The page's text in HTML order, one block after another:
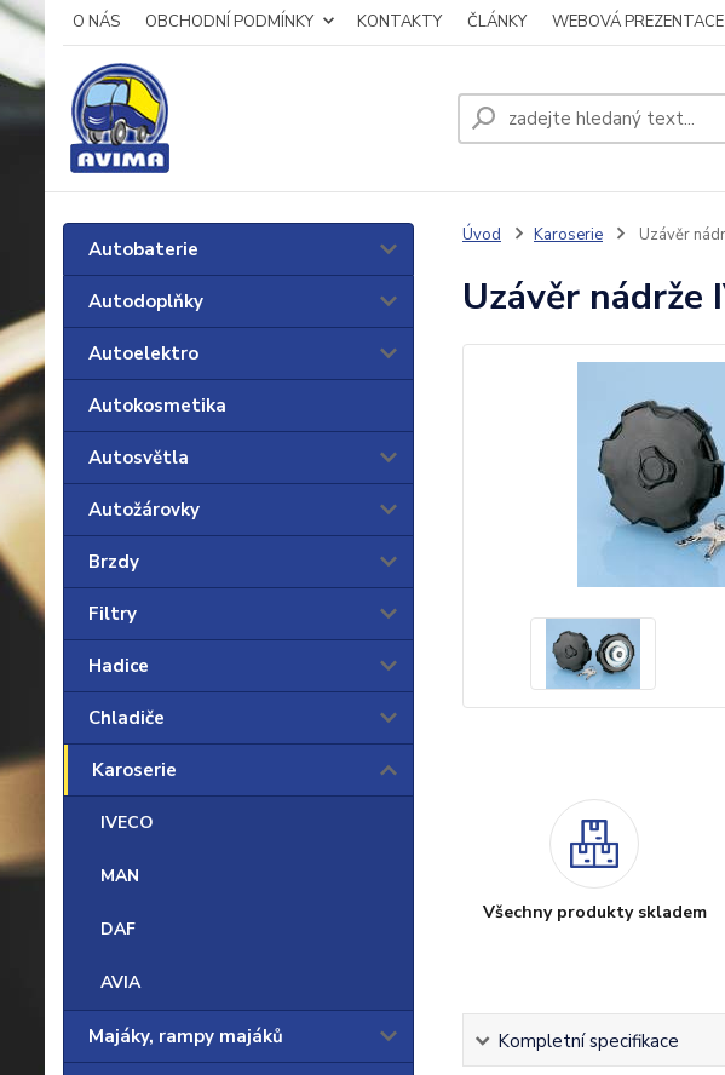
O NÁS OBCHODNÍ PODMÍNKY KONTAKTY ČLÁNKY WEBOVÁ PREZENTACE
Autobaterie
Autodoplňky
Autoelektro
Autokosmetika
Autosvětla
Autožárovky
Brzdy
Filtry
Hadice
Chladiče
Karoserie
IVECO
MAN
DAF
AVIA
Majáky, rampy majáků
Úvod Karoserie Uzávěr
Uzávěr nádrže
Všechny produkty skladem
Kompletní specifikace